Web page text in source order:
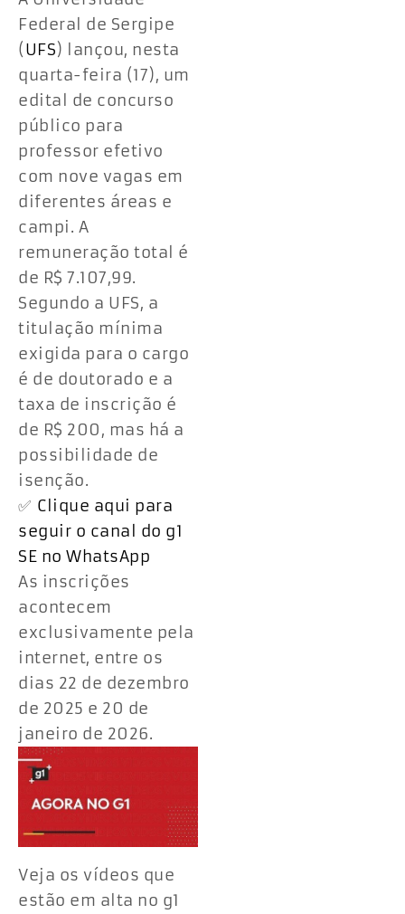
Federal de Sergipe
(UFS) lançou, nesta
quarta-feira (17), um
edital de concurso
público para
professor efetivo
com nove vagas em
diferentes áreas e
campi. A
remuneração total é
de R$ 7.107,99.
Segundo a UFS, a
titulação mínima
exigida para o cargo
é de doutorado e a
taxa de inscrição é
de R$ 200, mas há a
possibilidade de
isenção.
✅ Clique aqui para
seguir o canal do g1
SE no WhatsApp
As inscrições
acontecem
exclusivamente pela
internet, entre os
dias 22 de dezembro
de 2025 e 20 de
janeiro de 2026.
Veja os vídeos que
estão em alta no g1